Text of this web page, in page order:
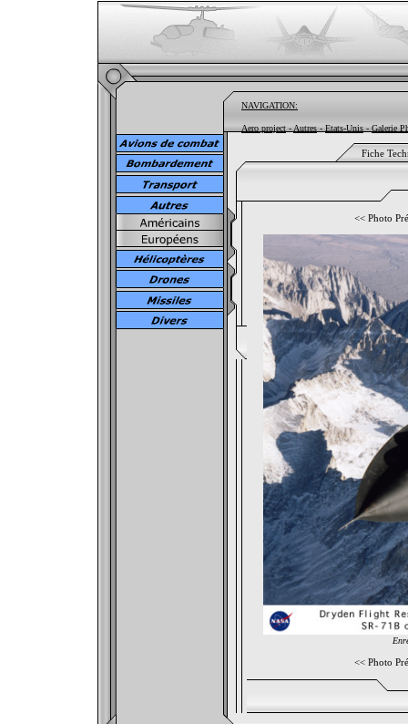
NAVIGATION:
Aero project-Autres-Etats-Unis-Galerie
Fiche
<< Photo
<< Photo